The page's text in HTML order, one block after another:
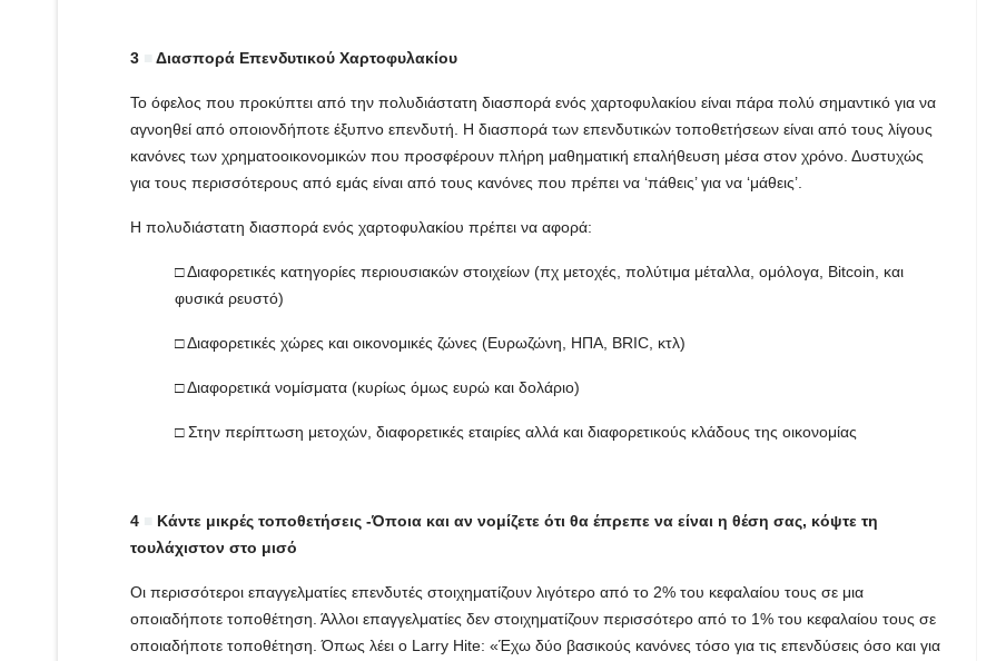
3 Διασπορά Επενδυτικού Χαρτοφυλακίου
Το όφελος που προκύπτει από την πολυδιάστατη διασπορά ενός χαρτοφυλακίου είναι πάρα πολύ σημαντικό για να
αγνοηθεί από οποιονδήποτε έξυπνο επενδυτή. Η διασπορά των επενδυτικών τοποθετήσεων είναι από τους λίγους
κανόνες των χρηματοοικονομικών που προσφέρουν πλήρη μαθηματική επαλήθευση μέσα στον χρόνο. Δυστυχώς
για τους περισσότερους από εμάς είναι από τους κανόνες που πρέπει να ‘πάθεις’ για να ‘μάθεις’.
Η πολυδιάστατη διασπορά ενός χαρτοφυλακίου πρέπει να αφορά:
□ Διαφορετικές κατηγορίες περιουσιακών στοιχείων (πχ μετοχές, πολύτιμα μέταλλα, ομόλογα, Bitcoin, και
φυσικά ρευστό)
□ Διαφορετικές χώρες και οικονομικές ζώνες (Ευρωζώνη, ΗΠΑ, BRIC, κτλ)
□ Διαφορετικά νομίσματα (κυρίως όμως ευρώ και δολάριο)
□ Στην περίπτωση μετοχών, διαφορετικές εταιρίες αλλά και διαφορετικούς κλάδους της οικονομίας
4
Κάντε μικρές τοποθετήσεις -Όποια και αν νομίζετε ότι θα έπρεπε να είναι η θέση σας, κόψτε τη
τουλάχιστον στο μισό
Οι περισσότεροι επαγγελματίες επενδυτές στοιχηματίζουν λιγότερο από το 2% του κεφαλαίου τους σε μια
οποιαδήποτε τοποθέτηση. Άλλοι επαγγελματίες δεν στοιχηματίζουν περισσότερο από το 1% του κεφαλαίου τους σε
οποιαδήποτε τοποθέτηση. Όπως λέει ο Larry Hite: «Έχω δύο βασικούς κανόνες τόσο για τις επενδύσεις όσο και για